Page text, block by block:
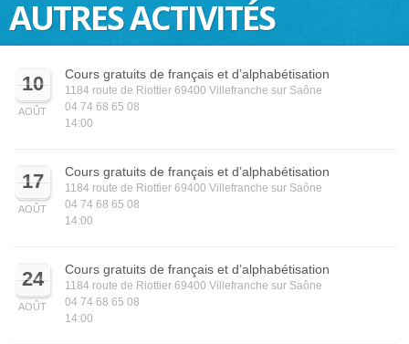
AUTRES ACTIVITÉS
10
AOÛT
Cours gratuits de français et d’alphabétisation
1184 route de Riottier 69400 Villefranche sur Saône
04 74 68 65 08
14:00
17
AOÛT
Cours gratuits de français et d’alphabétisation
1184 route de Riottier 69400 Villefranche sur Saône
04 74 68 65 08
14:00
24
AOÛT
Cours gratuits de français et d’alphabétisation
1184 route de Riottier 69400 Villefranche sur Saône
04 74 68 65 08
14:00